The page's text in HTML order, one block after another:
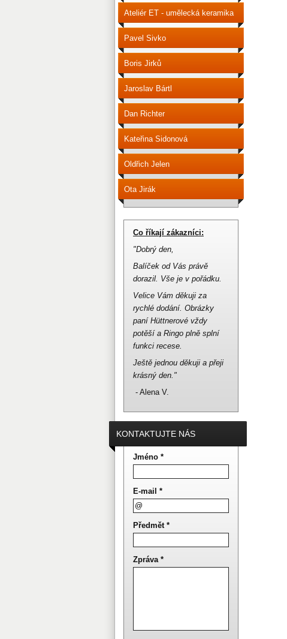
Ateliér ET - umělecká keramika
Pavel Sivko
Boris Jirků
Jaroslav Bártl
Dan Richter
Kateřina Sidonová
Oldřich Jelen
Ota Jirák
Co říkají zákazníci:
"Dobrý den,
Balíček od Vás právě
dorazil. Vše je v pořádku.
Velice Vám děkuji za
rychlé dodání. Obrázky
paní Hüttnerové vždy
potěší a Ringo plně splní
funkci recese.
Ještě jednou děkuji a přeji
krásný den."
- Alena V.
KONTAKTUJTE NÁS
Jméno *
E-mail *
Předmět *
Zpráva *